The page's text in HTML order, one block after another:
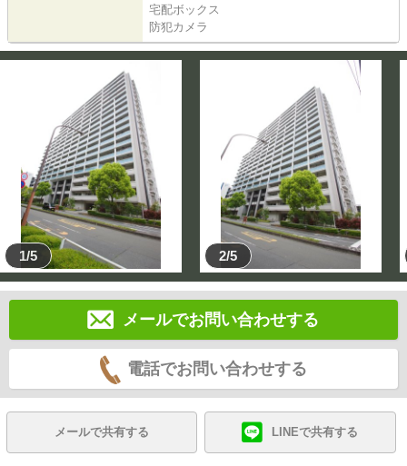
宅配ボックス
防犯カメラ
1/5 2/5
メールでお問い合わせする
電話でお問い合わせする
メールで共有する LINEで共有する